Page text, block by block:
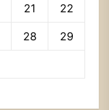
21 22
28 29